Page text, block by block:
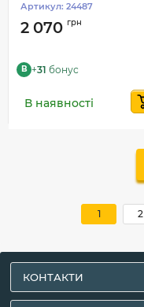
Артикул: 24487
2 070 грн
B +31 бонус
В наявності
1 2
КОНТАКТИ